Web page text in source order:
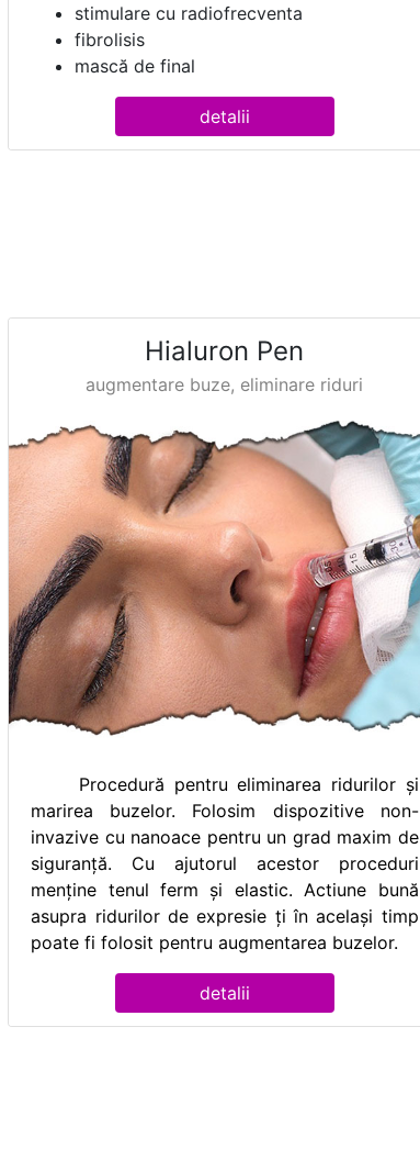
stimulare cu radiofrecventa
fibrolisis
mască de final
detalii
Hialuron Pen
augmentare buze, eliminare riduri
Procedură pentru eliminarea ridurilor și
marirea buzelor. Folosim dispozitive non-
invazive cu nanoace pentru un grad maxim de
siguranță. Cu ajutorul acestor proceduri
menține tenul ferm și elastic. Actiune bună
asupra ridurilor de expresie ți în același timp
poate fi folosit pentru augmentarea buzelor.
detalii